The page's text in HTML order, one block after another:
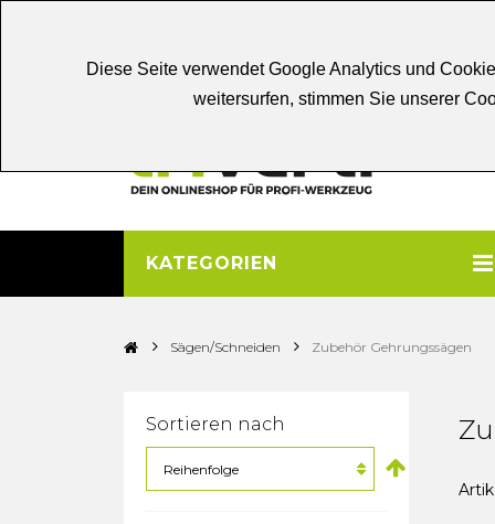
Diese Seite verwendet Google Analytics und
weitersurfen, stimmen Sie unserer
KATEGORIEN
> Sägen/Schneiden > Zubehör Gehrungssägen
Sortieren nach